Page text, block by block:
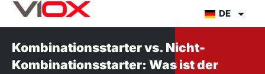
Zum
DE
Kombinationsstarter vs. Nicht-
Kombinationsstarter: Was ist der